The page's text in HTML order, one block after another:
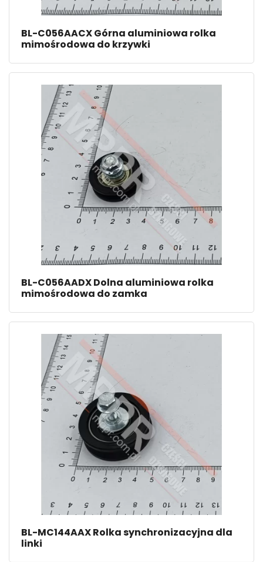
BL-C056AACX Górna aluminiowa rolka
mimośrodowa do krzywki
BL-C056AADX Dolna aluminiowa rolka
mimośrodowa do zamka
BL-MC144AAX Rolka synchronizacyjna dla
linki